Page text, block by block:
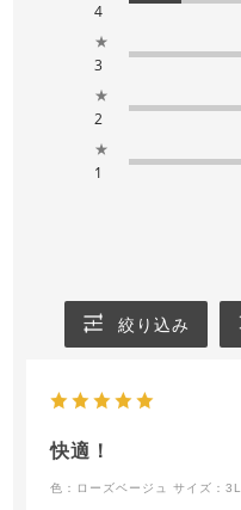
4
★
3
★
2
★
1
絞り込み
快適！
色：ローズベージュ サイズ：3L